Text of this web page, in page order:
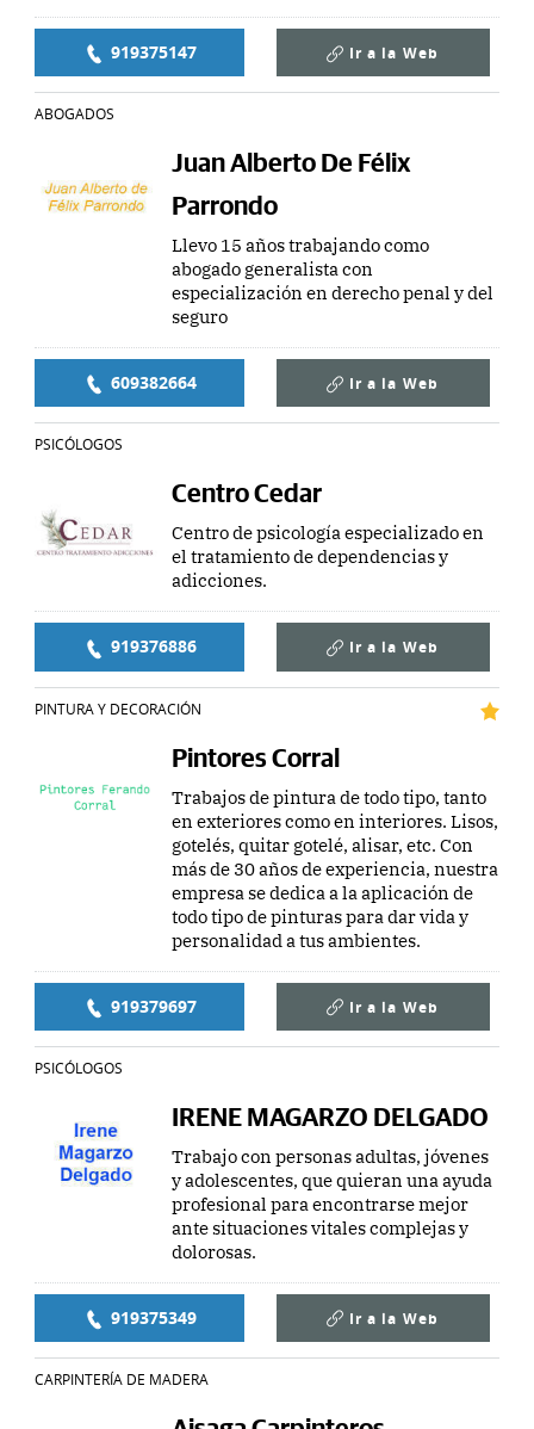
919375147 Ir a la Web
ABOGADOS
Juan Alberto De Félix
Parrondo
Llevo 15 años trabajando como
abogado generalista con
especialización en derecho penal y del
seguro
609382664 Ir a la Web
PSICÓLOGOS
Centro Cedar
Centro de psicología especializado en
el tratamiento de dependencias y
adicciones.
919376886 Ir a la Web
PINTURA Y DECORACIÓN
Pintores Corral
Trabajos de pintura de todo tipo, tanto
en exteriores como en interiores. Lisos,
gotelés, quitar gotelé, alisar, etc. Con
más de 30 años de experiencia, nuestra
empresa se dedica a la aplicación de
todo tipo de pinturas para dar vida y
personalidad a tus ambientes.
919379697 Ir a la Web
PSICÓLOGOS
IRENE MAGARZO DELGADO
Trabajo con personas adultas, jóvenes
y adolescentes, que quieran una ayuda
profesional para encontrarse mejor
ante situaciones vitales complejas y
dolorosas.
919375349 Ir a la Web
CARPINTERÍA DE MADERA